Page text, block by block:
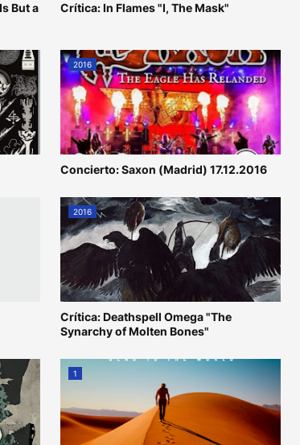
But a
Crítica: In Flames "I, The Mask"
2016
Concierto: Saxon (Madrid) 17.12.2016
2016
Crítica: Deathspell Omega "The
Synarchy of Molten Bones"
1